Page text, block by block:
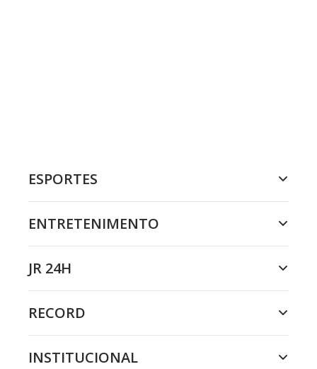
ESPORTES
ENTRETENIMENTO
JR 24H
RECORD
INSTITUCIONAL